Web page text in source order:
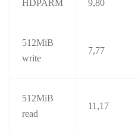
HDPARM 9,80
512MiB
write
7,77
512MiB
read
11,17